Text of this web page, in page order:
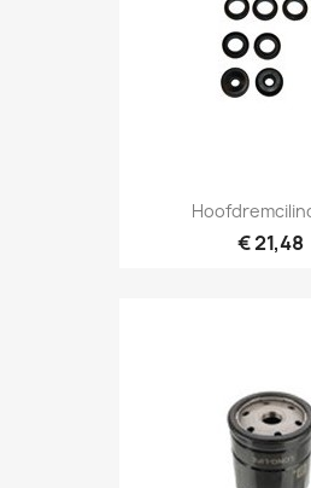
€ 21,48